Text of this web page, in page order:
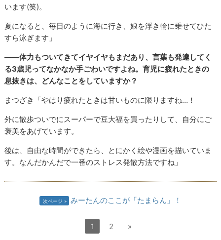
います(笑)。
夏になると、毎日のように海に行き、娘を浮き輪に乗せてひた
すら泳ぎます」
――体力もついてきてイヤイヤもまだあり、言葉も発達してく
る3歳児ってなかなか手ごわいですよね。育児に疲れたときの
息抜きは、どんなことをしていますか？
まつざき「やはり疲れたときは甘いものに限りますね…！
外に散歩ついでにスーパーで豆大福を買ったりして、自分にご
褒美をあげています。
後は、自由な時間ができたら、とにかく絵や漫画を描いていま
す。なんだかんだで一番のストレス発散方法ですね」
次ページ みーたんのここが「たまらん」！
1 2 »